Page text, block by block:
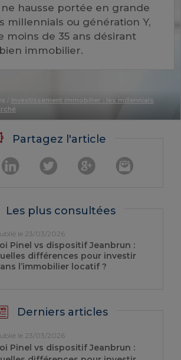
hausse portée en grande
millennials ou génération Y,
moins de 35 ans désirant
immobilier.
Investissement immobilier : les millennials
Partagez l'article
Les plus consultées
le 23/03/2026
Pinel vs dispositif Jeanbrun :
différences pour investir
l’immobilier locatif ?
Derniers articles
le 23/03/2026
Pinel vs dispositif Jeanbrun :